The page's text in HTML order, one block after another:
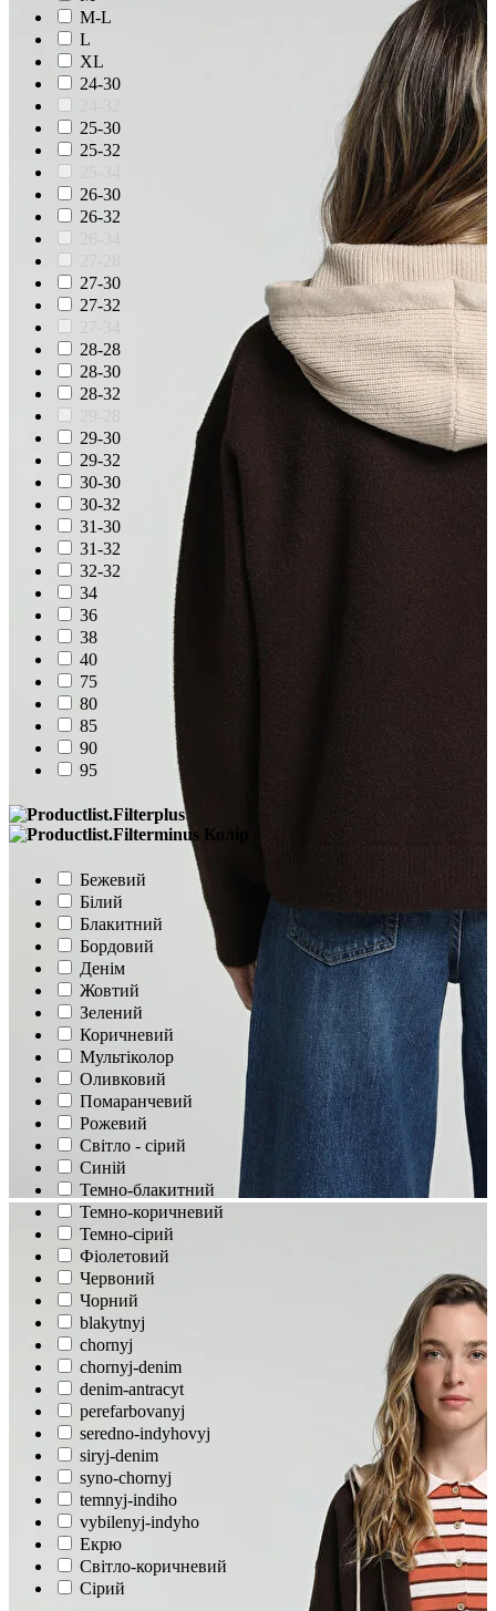
M-L
L
XL
24-30
25-30
25-32
26-30
26-32
27-30
27-32
28-28
28-30
28-32
29-30
29-32
30-30
30-32
31-30
31-32
32-32
34
36
38
40
75
80
85
90
95
Колір
Бежевий
Білий
Блакитний
Бордовий
Денім
Жовтий
Зелений
Коричневий
Мультіколор
Оливковий
Помаранчевий
Рожевий
Світло - сірий
Синій
Темно-блакитний
Темно-коричневий
Темно-сірий
Фіолетовий
Червоний
Чорний
blakytnyj
chornyj
chornyj-denim
denim-antracyt
perefarbovanyj
seredno-indyhovyj
siryj-denim
syno-chornyj
temnyj-indiho
vybilenyj-indyho
Екрю
Світло-коричневий
Сірий